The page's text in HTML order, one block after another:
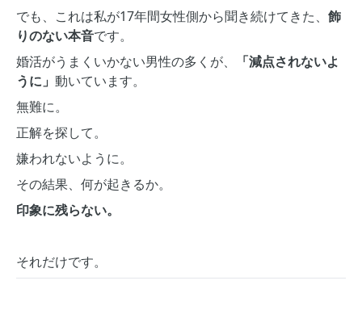
でも、これは私が17年間女性側から聞き続けてきた、 飾
りのない本音です。
婚活がうまくいかない男性の多くが、
「減点されないよ
うに」 動いています。
無難に。
正解を探して。
嫌われないように。
その結果、何が起きるか。
印象に残らない。
それだけです。